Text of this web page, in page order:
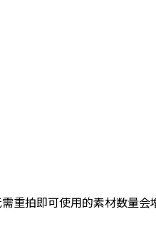
重拍即可使用的素材数量